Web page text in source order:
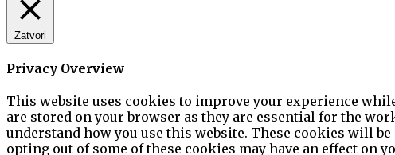
Zatvori
Privacy Overview
This website uses cookies to improve your experience
are stored on your browser as they are essential for the
understand how you use this website. These cookies will
opting out of some of these cookies may have an effect on